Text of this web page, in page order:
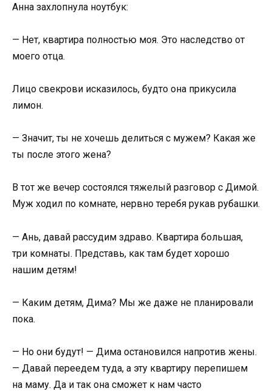
Анна захлопнула ноутбук:
— Нет, квартира полностью моя. Это наследство от
моего отца.
Лицо свекрови исказилось, будто она прикусила
лимон.
— Значит, ты не хочешь делиться с мужем? Какая же
ты после этого жена?
В тот же вечер состоялся тяжелый разговор с Димой.
Муж ходил по комнате, нервно теребя рукав рубашки.
— Ань, давай рассудим здраво. Квартира большая,
три комнаты. Представь, как там будет хорошо
нашим детям!
— Каким детям, Дима? Мы же даже не планировали
пока.
— Но они будут! — Дима остановился напротив жены.
— Давай переедем туда, а эту квартиру перепишем
на маму. Да и так она сможет к нам часто